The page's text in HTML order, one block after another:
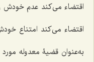
اقتضاء می‌کند عدم خودش
اقتضاء می‌کند امتناع
به‌عنوان قضیۀ معدوله